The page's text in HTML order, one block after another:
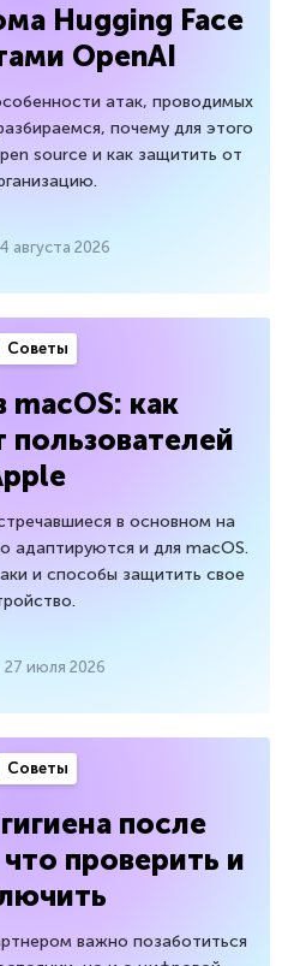
Hugging Face
OpenAI
атак, проводимых
почему для этого
source и как защитить от
4 августа 2026
Советы
macOS: как
в основном на
адаптируются и для macOS.
и способы защитить свое
27 июля 2026
Советы
после
проверить и
важно позаботиться